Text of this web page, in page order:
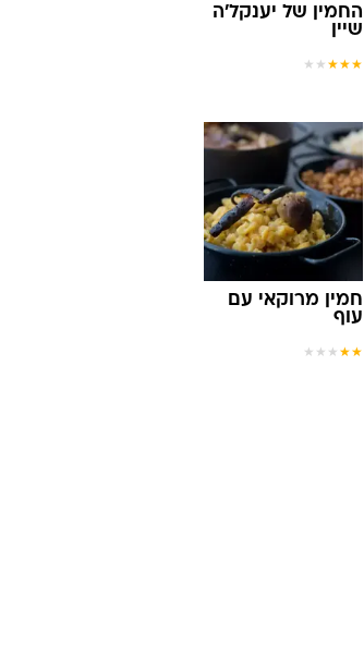
החמין של יענקל'ה
שיין
★
★
★
★
★
חמין מרוקאי עם
עוף
★
★
★
★
★